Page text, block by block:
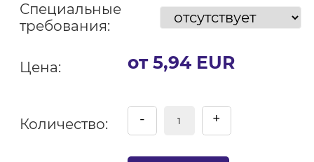
Специальные
требования:
Цена: от 5,94 EUR
Количество: - +